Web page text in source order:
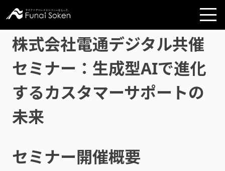
株式会社電通デジタル共催
セミナー：生成型AIで進化
するカスタマーサポートの
未来
セミナー開催概要